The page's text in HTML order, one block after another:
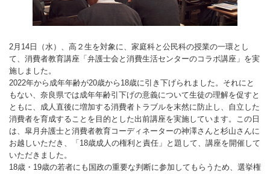
2月14日（水）、高２生を対象に、家庭科と公民科の授業の一環とし
て、消費者教育講座「弁護士会と消費生活センターのコラボ講座」を実
施しました。
2022年から成年年齢が20歳から18歳に引き下げられました。それにと
もない、奈良県では成年年齢引下げの意義について生徒の理解を促すと
ともに、成人直後に増加する消費者トラブルを末然に防止し、自立した
消費者を育成することを目的とした出前講座を実施しています。この日
は、皐月弁護士と消費者教育コーディネーターの神澤さんと杉山さんに
お越しいただき、「18歳成人の権利と責任」と題して、講座を開催して
いただきました。
18歳・19歳の若者にも国政の重要な判断に参加してもらうため、選挙権